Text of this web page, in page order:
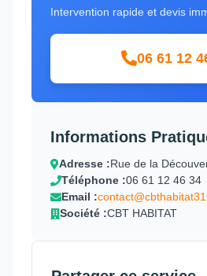
Intervention rapide et devis
06 61 12
Informations
Adresse :Rue de la
Téléphone :06 61 12 46 34
Email :
Société :CBT HABITAT